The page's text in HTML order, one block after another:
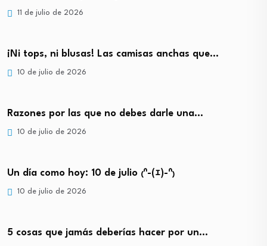
11 de julio de 2026
¡Ni tops, ni blusas! Las camisas anchas que…
10 de julio de 2026
Razones por las que no debes darle una…
10 de julio de 2026
Un día como hoy: 10 de julio ₍ᐢ-(ｪ)-ᐢ₎
10 de julio de 2026
5 cosas que jamás deberías hacer por un…